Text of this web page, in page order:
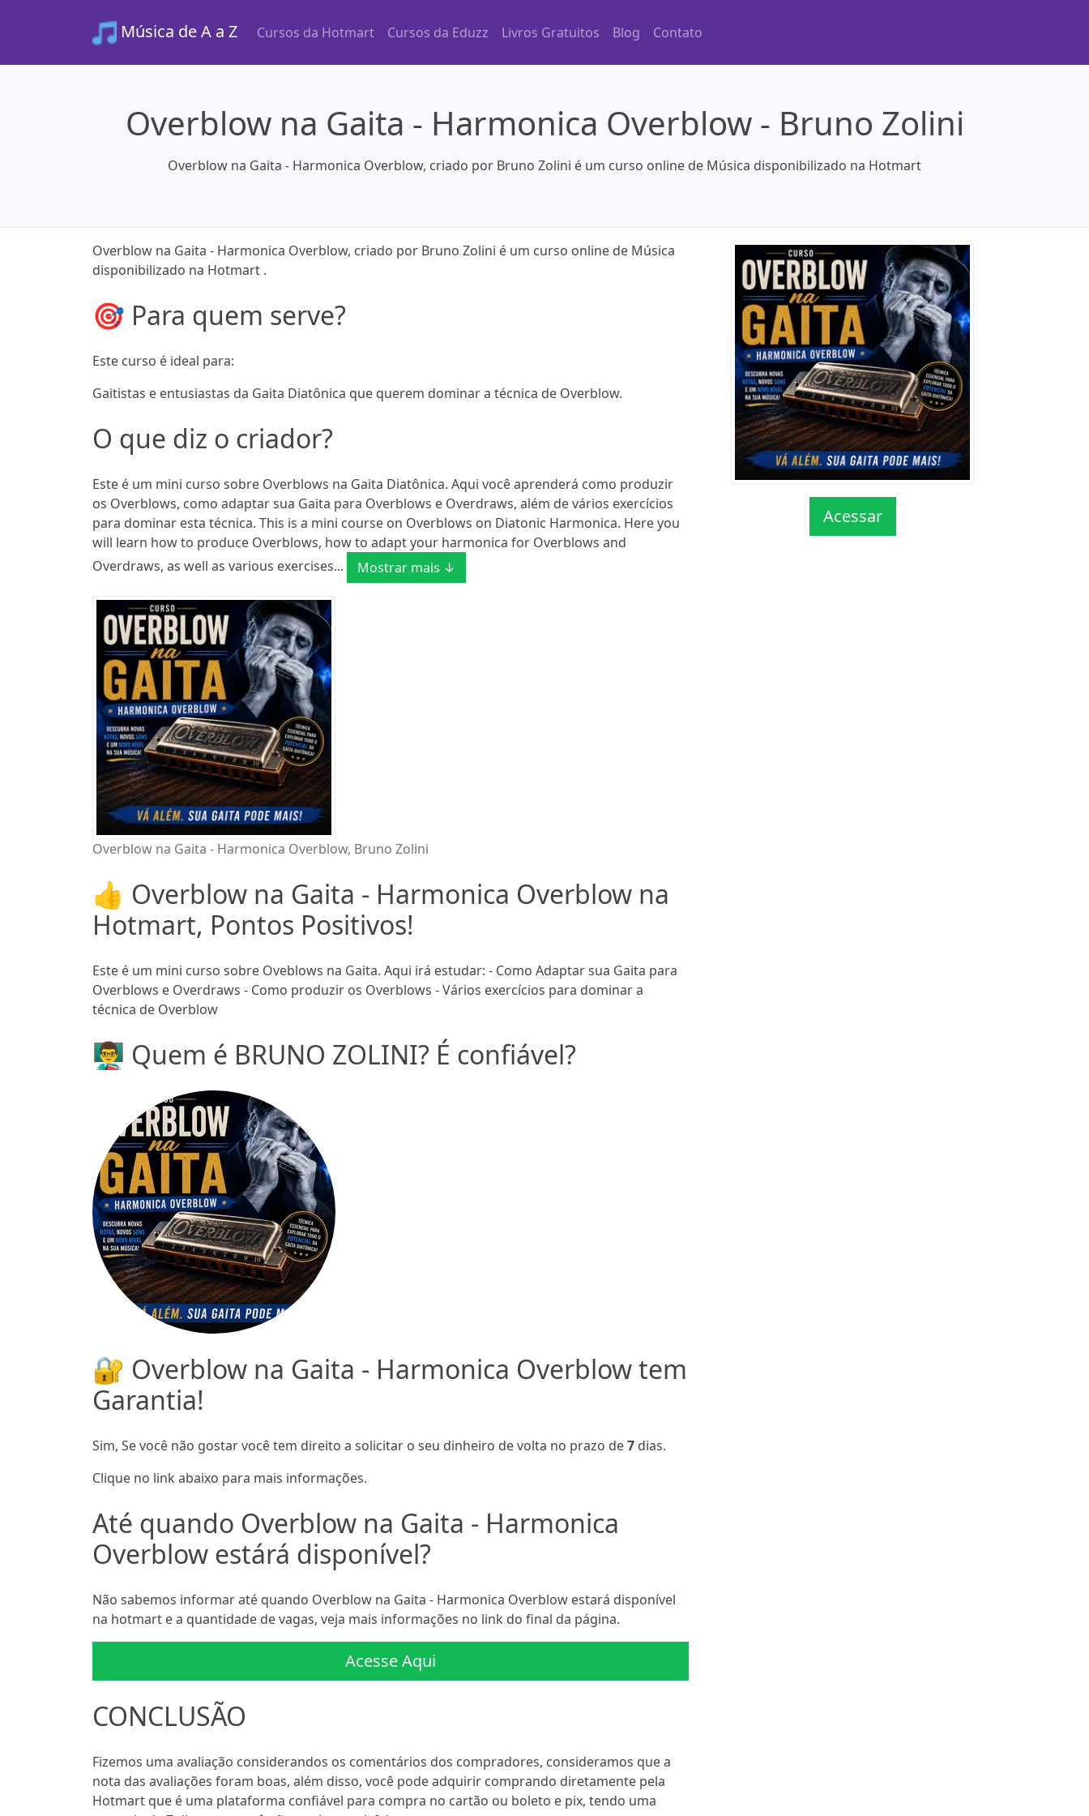
Música de A a Z Cursos da Hotmart Cursos da Eduzz Livros Gratuitos Blog Contato
Overblow na Gaita - Harmonica Overblow - Bruno Zolini
Overblow na Gaita - Harmonica Overblow, criado por Bruno Zolini é um curso online de Música disponibilizado na Hotmart
Overblow na Gaita - Harmonica Overblow, criado por Bruno Zolini é um curso online de Música
disponibilizado na Hotmart .
🎯 Para quem serve?
Este curso é ideal para:
Gaitistas e entusiastas da Gaita Diatônica que querem dominar a técnica de Overblow.
O que diz o criador?
Este é um mini curso sobre Overblows na Gaita Diatônica. Aqui você aprenderá como produzir
os Overblows, como adaptar sua Gaita para Overblows e Overdraws, além de vários exercícios
para dominar esta técnica. This is a mini course on Overblows on Diatonic Harmonica. Here you
will learn how to produce Overblows, how to adapt your harmonica for Overblows and
Overdraws, as well as various exercises...
Mostrar mais ↓
Overblow na Gaita - Harmonica Overblow, Bruno Zolini
👍 Overblow na Gaita - Harmonica Overblow na
Hotmart, Pontos Positivos!
Este é um mini curso sobre Oveblows na Gaita. Aqui irá estudar: - Como Adaptar sua Gaita para
Overblows e Overdraws - Como produzir os Overblows - Vários exercícios para dominar a
técnica de Overblow
👨‍🏫 Quem é BRUNO ZOLINI? É confiável?
🔐 Overblow na Gaita - Harmonica Overblow tem
Garantia!
Sim, Se você não gostar você tem direito a solicitar o seu dinheiro de volta no prazo de7 dias.
Clique no link abaixo para mais informações.
Até quando Overblow na Gaita - Harmonica
Overblow estárá disponível?
Não sabemos informar até quando Overblow na Gaita - Harmonica Overblow estará disponível
na hotmart e a quantidade de vagas, veja mais informações no link do final da página.
Acesse Aqui
CONCLUSÃO
Fizemos uma avaliação considerandos os comentários dos compradores, consideramos que a
nota das avaliações foram boas, além disso, você pode adquirir comprando diretamente pela
Hotmart que é uma plataforma confiável para compra no cartão ou boleto e pix, tendo uma
Acessar